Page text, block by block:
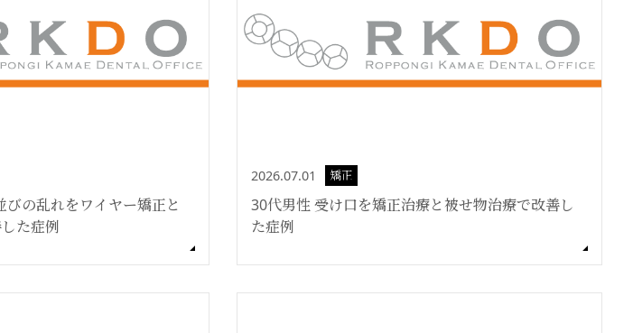
の乱れをワイヤー矯正と
た症例
2026.07.01 矯正
30代男性 受け口を矯正治療と被せ物治療で改善し
た症例